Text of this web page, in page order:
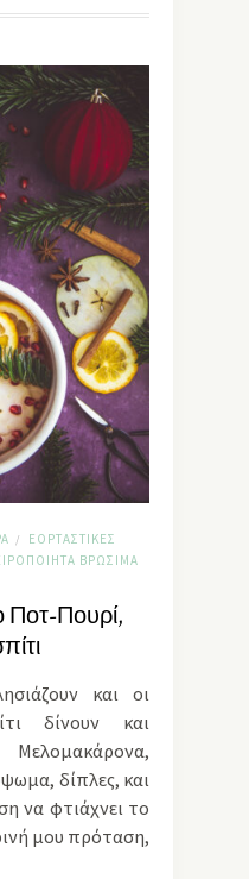
/
ΕΟΡΤΑΣΤΙΚΈΣ
ΒΡΏΣΙΜΑ
Ποτ-Πουρί,
και οι
δίνουν και
δίπλες, και
να φτιάχνει το
μου πρόταση,